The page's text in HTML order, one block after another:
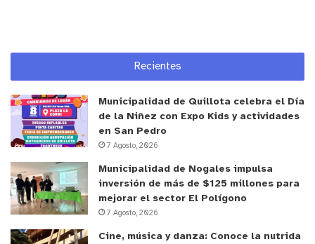
ambos liceos de la comuna: Liceo Manuel Marín
Fritis y Rinconada de Silva.
Además, el proceso también incluirá a usuarias y
usuarios del Hospital Psiquiátrico Philippe Pinel y a
personas del Centro de Educación y Trabajo (CET)
de Putaendo.
De esta forma, putaendinas y putaendinos podrán
votar estesábado 28 de mayo, entre las 10:00 y
las 16:00 horas en la escuela y liceo más cercano
Recientes
Municipalidad de Quillota celebra el Día
de la Niñez con Expo Kids y actividades
en San Pedro
7 Agosto, 2026
Municipalidad de Nogales impulsa
inversión de más de $125 millones para
mejorar el sector El Polígono
7 Agosto, 2026
Cine, música y danza: Conoce la nutrida